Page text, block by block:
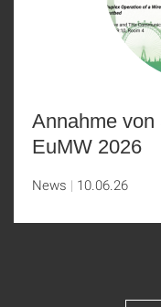
Annahme
EuMW 2026
News 10.06.26